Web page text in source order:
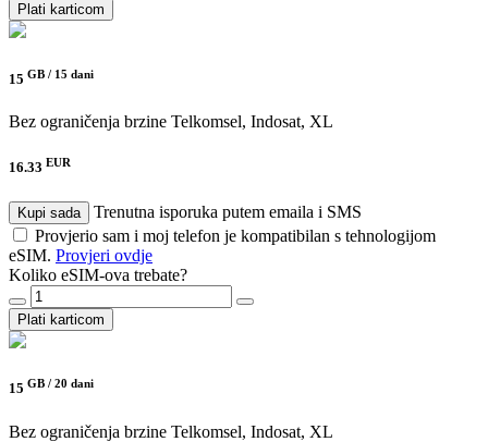
Plati karticom
15 GB / 15 dani
Bez ograničenja brzine Telkomsel, Indosat, XL
16.33 EUR
Kupi sada
Trenutna isporuka putem emaila i SMS
Provjerio sam i moj telefon je kompatibilan s tehnologijom
eSIM. Provjeri ovdje
Koliko eSIM-ova trebate?
Plati karticom
15 GB / 20 dani
Bez ograničenja brzine Telkomsel, Indosat, XL